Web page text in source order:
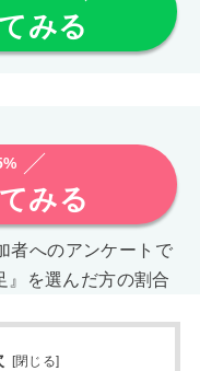
みる
みる
者へのアンケートで
』を選んだ方の割合
[閉じる]